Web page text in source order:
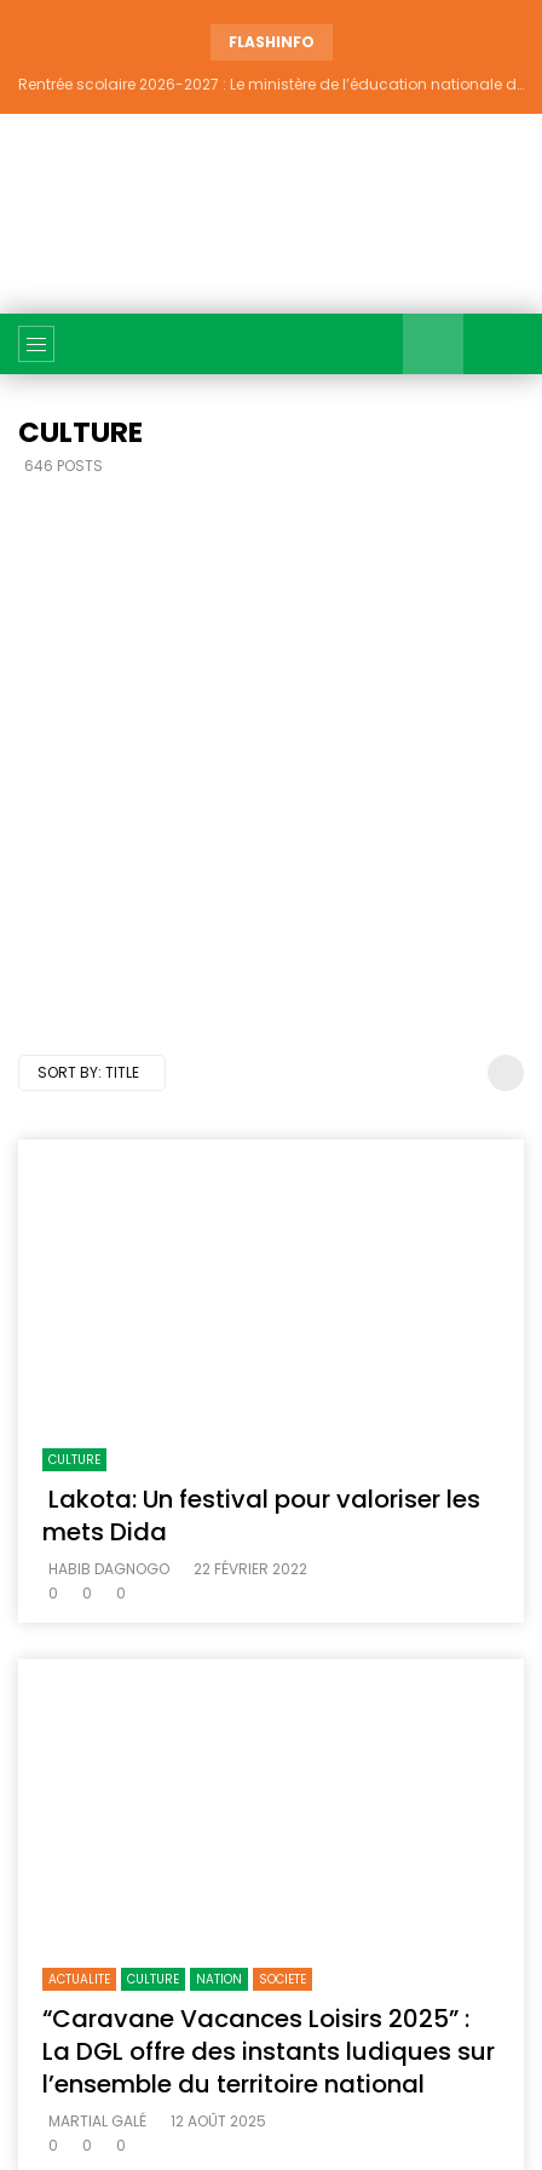
FLASHINFO
Rentrée scolaire 2026-2027 : Le ministère de l’éducation nationale dément tout report et maintient la date du 14 septembre
CULTURE
646 POSTS
SORT BY: TITLE
CULTURE
Lakota: Un festival pour valoriser les
mets Dida
HABIB DAGNOGO
22 FÉVRIER 2022
0
0 0
ACTUALITE CULTURE NATION SOCIETE
“Caravane Vacances Loisirs 2025” :
La DGL offre des instants ludiques sur
l’ensemble du territoire national
MARTIAL GALÉ
12 AOÛT 2025
0
0 0